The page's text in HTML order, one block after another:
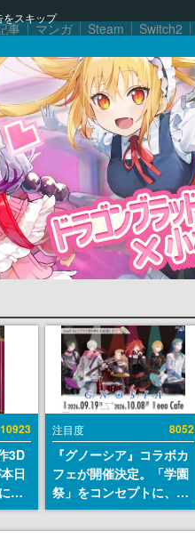
をスキップ
事 マンガ Steam Switch2
10923
3D
日
て
情
か
注目度 8052
『グノーシア』コラボカ
フェが開催決定。「学園
祭」をコンセプトに、模
擬店やセツやSQ、ラキオ
たちが学祭バンドを楽し